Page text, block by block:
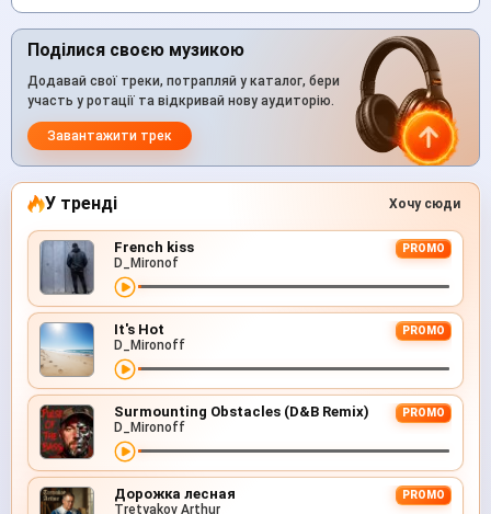
Поділися своєю музикою
Додавай свої треки, потрапляй у каталог, бери
участь у ротації та відкривай нову аудиторію.
Завантажити трек
У тренді Хочу сюди
French kiss PROMO
D_Mironof
It's Hot PROMO
D_Mironoff
Surmounting Obstacles (D&B Remix) PROMO
D_Mironoff
Дорожка лесная PROMO
Tretyakov Arthur